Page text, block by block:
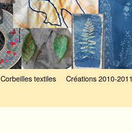
Corbeilles textiles Créations 2010-2011